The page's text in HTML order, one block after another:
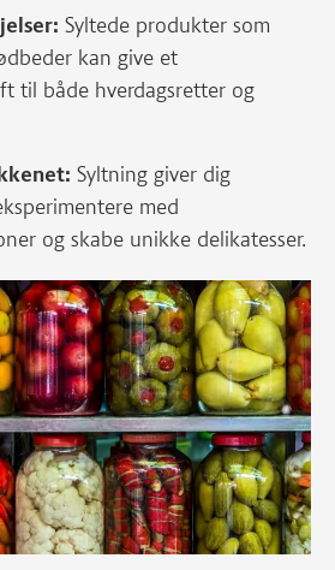
Syltede produkter som
kan give et
til både hverdagsretter og
Syltning giver dig
med
og skabe unikke delikatesser.